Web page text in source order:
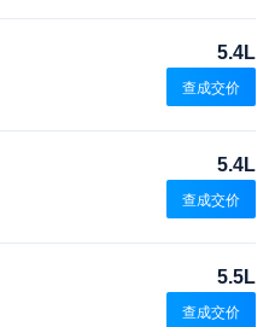
5.4L
查成交价
5.4L
查成交价
5.5L
查成交价